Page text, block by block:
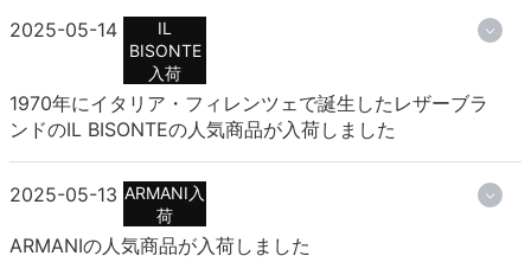
2025-05-14
IL
BISONTE
入荷
1970年にイタリア・フィレンツェで誕生したレザーブラ
ンドのIL BISONTEの人気商品が入荷しました
2025-05-13 ARMANI入
荷
ARMANIの人気商品が入荷しました